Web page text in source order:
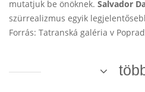
mutatjuk be önöknek. Salvador
szürrealizmus egyik
Forrás: Tatranská galéria v